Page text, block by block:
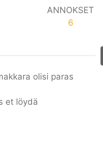
t
ANNOKSET
6
olisi paras
et löydä